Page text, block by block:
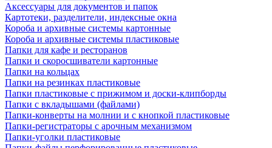
Аксессуары для документов и папок
Картотеки, разделители, индексные окна
Короба и архивные системы картонные
Короба и архивные системы пластиковые
Папки для кафе и ресторанов
Папки и скоросшиватели картонные
Папки на кольцах
Папки на резинках пластиковые
Папки пластиковые с прижимом и доски-клипборды
Папки с вкладышами (файлами)
Папки-конверты на молнии и с кнопкой пластиковые
Папки-регистраторы с арочным механизмом
Папки-уголки пластиковые